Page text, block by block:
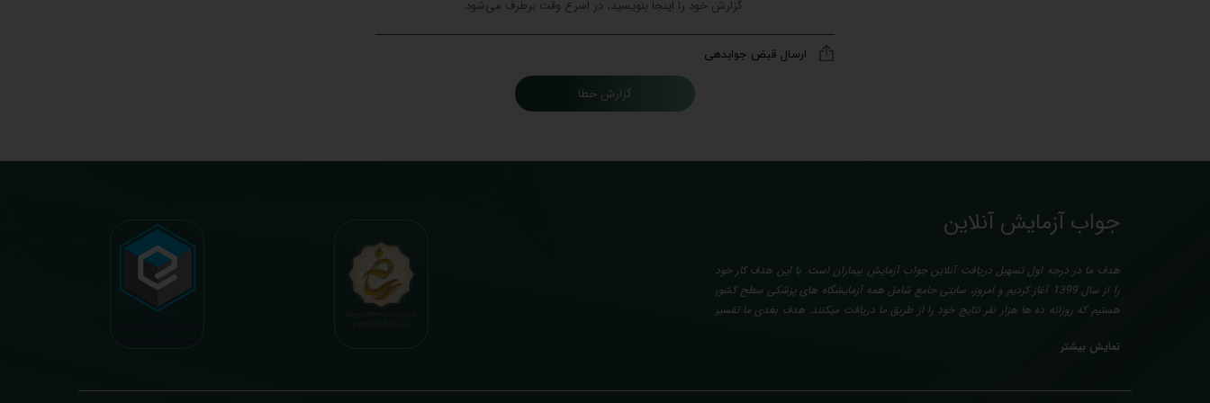
گزارش خطا
ارسال قبض جوابدهی
جواب آزمایش آنلاین
هدف ما در درجه اول تسهیل دریافت آنلاین جواب آزمایش بیماران است. با این هدف کار خود
را از سال 1399 آغاز کردیم و امروز، سایتی جامع شامل همه آزمایشگاه های پزشکی سطح کشور
هستیم که روزانه ده ها هزار نفر نتایج خود را از طریق ما دریافت میکنند. هدف بعدی ما تفسیر
پزشک متخصص) میباشد. رسالت ما در تفسیر، استخراج حداکثر اطلاعات ممکن از نتایج آزمایش
طبق آخرین رفرنس های معتبر پزشکی میباشد. این رسالت، باعث تسریع در روند تشخیص و
نمایش بیشتر